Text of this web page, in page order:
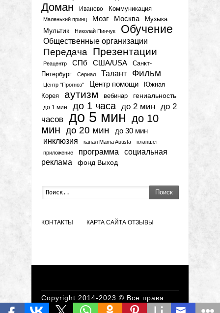
Доман
Иваново Коммуникация
Маленький принц Мозг Москва Музыка
Мультик Николай Пинчук Обучение
Общественные организации
Передача Презентации
Реацентр СПб США/USA
Санкт-
Петербург
Сериал Талант Фильм
Центр "Прогноз" Центр помощи
Южная
Корея
аутизм вебинар гениальность
до 1 мин до 1 часа до 2 мин до 2
часов до 5 мин до 10
мин до 20 мин до 30 мин
инклюзия канал Mama Autista
планшет
приложение
программа
социальная
реклама
фонд Выход
Поиск
КОНТАКТЫ КАРТА САЙТА ОТЗЫВЫ
Copyright 2014-2023 © Все права
защищены